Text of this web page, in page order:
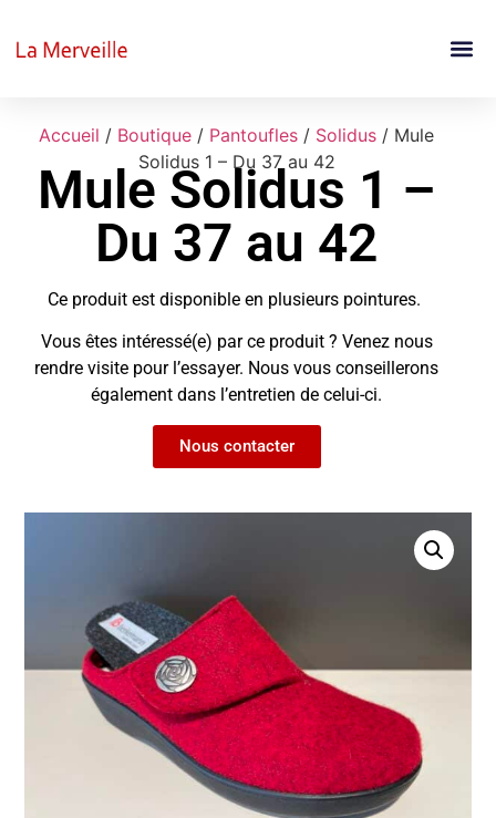
Accueil / Boutique / Pantoufles / Solidus / Mule
Solidus 1 – Du 37 au 42
Mule Solidus 1 –
Du 37 au 42
Ce produit est disponible en plusieurs pointures.
Vous êtes intéressé(e) par ce produit ? Venez nous
rendre visite pour l’essayer. Nous vous conseillerons
également dans l’entretien de celui-ci.
Nous contacter